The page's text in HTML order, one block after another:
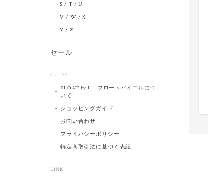
S / T / U
V / W / X
Y / Z
セール
GUIDE
FLOAT by L｜フロートバイエルにつ
いて
ショッピングガイド
お問い合わせ
プライバシーポリシー
特定商取引法に基づく表記
LINK